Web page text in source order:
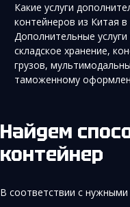
Какие услуги
контейнеров из Китая
Дополнительные
складское хранение,
грузов,
таможенному
Найдем способ доставить Ваш
контейнер
В соответствии с